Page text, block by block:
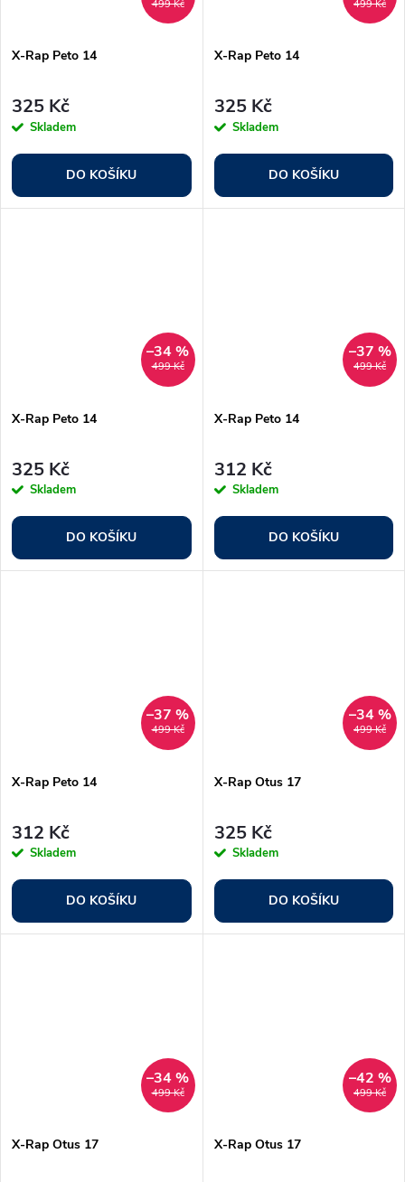
499 Kč
X-Rap Peto 14
325 Kč
Skladem
DO KOŠÍKU
499 Kč
X-Rap Peto 14
325 Kč
Skladem
DO KOŠÍKU
499 Kč
–34 %
X-Rap Peto 14
325 Kč
Skladem
DO KOŠÍKU
499 Kč
–37 %
X-Rap Peto 14
312 Kč
Skladem
DO KOŠÍKU
499 Kč
–37 %
X-Rap Peto 14
312 Kč
Skladem
DO KOŠÍKU
499 Kč
–34 %
X-Rap Otus 17
325 Kč
Skladem
DO KOŠÍKU
499 Kč
–34 %
X-Rap Otus 17
499 Kč
–42 %
X-Rap Otus 17